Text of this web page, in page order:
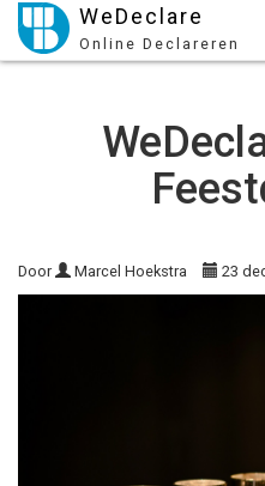
WeDeclare
Online Declareren
Door Marcel Hoekstra 23